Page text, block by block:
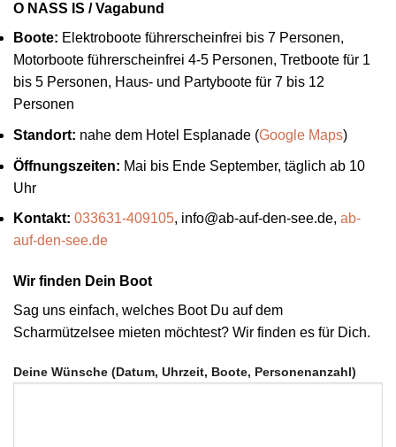
O NASS IS / Vagabund
Boote: Elektroboote führerscheinfrei bis 7 Personen,
Motorboote führerscheinfrei 4-5 Personen, Tretboote für 1
bis 5 Personen, Haus- und Partyboote für 7 bis 12
Personen
Standort: nahe dem Hotel Esplanade (Google Maps)
Öffnungszeiten: Mai bis Ende September, täglich ab 10
Uhr
Kontakt: 033631-409105, info@ab-auf-den-see.de, ab-
auf-den-see.de
Wir finden Dein Boot
Sag uns einfach, welches Boot Du auf dem
Scharmützelsee mieten möchtest? Wir finden es für Dich.
Deine Wünsche (Datum, Uhrzeit, Boote, Personenanzahl)